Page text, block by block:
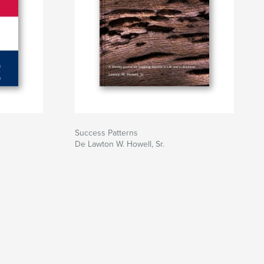
Success Patterns
De Lawton W. Howell, Sr.